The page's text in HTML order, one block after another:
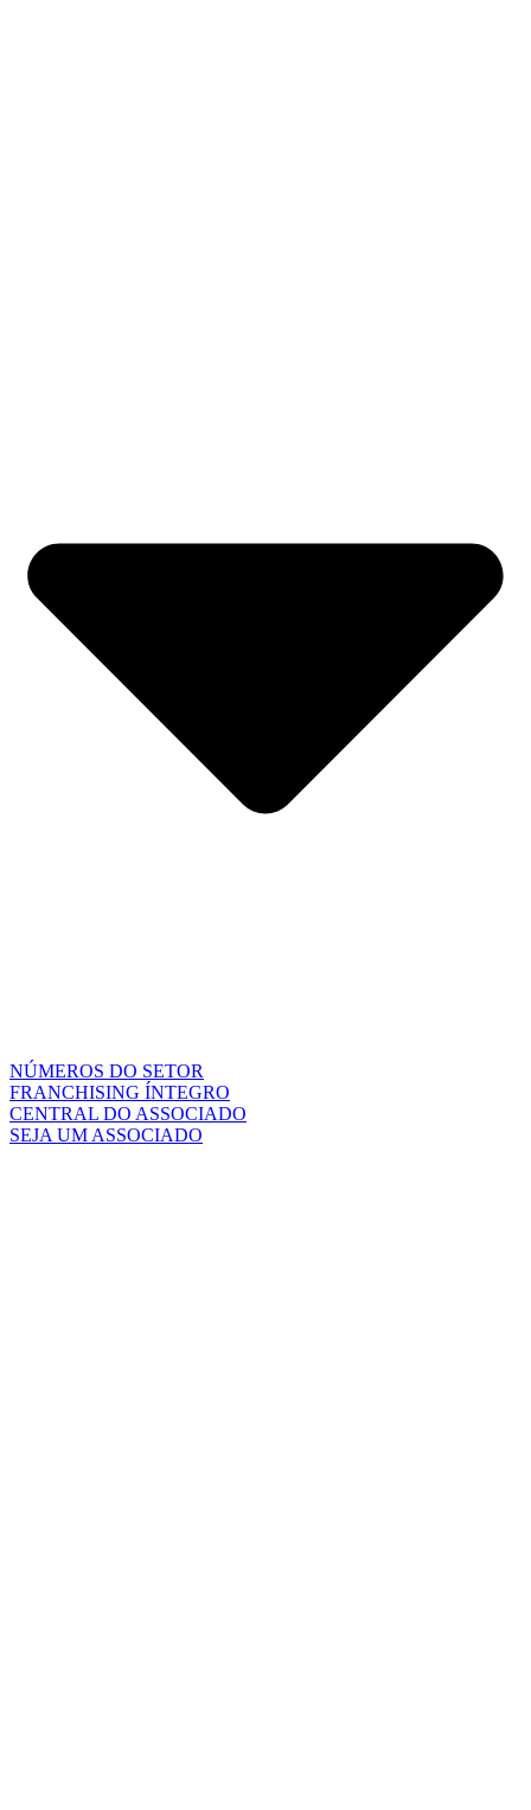
NÚMEROS DO SETOR
FRANCHISING ÍNTEGRO
CENTRAL DO ASSOCIADO
SEJA UM ASSOCIADO